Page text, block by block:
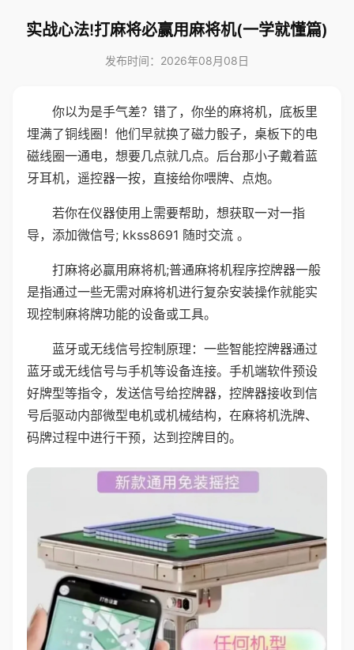
实战心法!打麻将必赢用麻将机(一学就懂篇)
发布时间：2026年08月08日
你以为是手气差？错了，你坐的麻将机，底板里
埋满了铜线圈！他们早就换了磁力骰子，桌板下的电
磁线圈一通电，想要几点就几点。后台那小子戴着蓝
牙耳机，遥控器一按，直接给你喂牌、点炮。
若你在仪器使用上需要帮助，想获取一对一指
导，添加微信号; kkss8691 随时交流 。
打麻将必赢用麻将机;普通麻将机程序控牌器一般
是指通过一些无需对麻将机进行复杂安装操作就能实
现控制麻将牌功能的设备或工具。
蓝牙或无线信号控制原理：一些智能控牌器通过
蓝牙或无线信号与手机等设备连接。手机端软件预设
好牌型等指令，发送信号给控牌器，控牌器接收到信
号后驱动内部微型电机或机械结构，在麻将机洗牌、
码牌过程中进行干预，达到控牌目的。